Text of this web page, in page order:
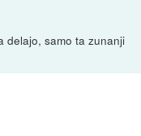
delajo, samo ta zunanji